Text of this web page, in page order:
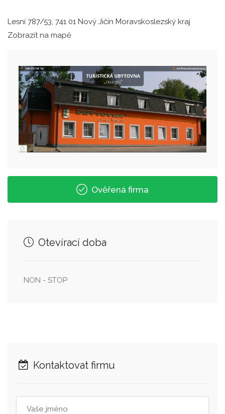
Lesní 787/53, 741 01 Nový Jičín Moravskoslezský kraj
Zobrazit na mapě
Ověřená firma
Otevírací doba
NON - STOP
Kontaktovat firmu